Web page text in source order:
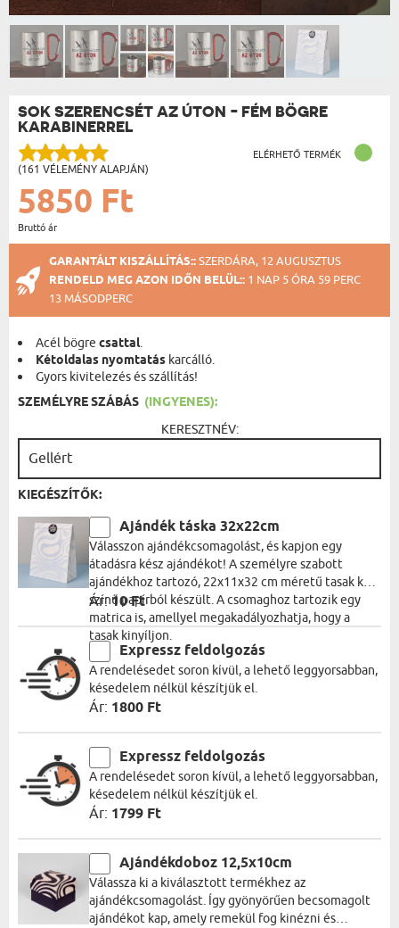
SOK SZERENCSÉT AZ ÚTON - FÉM BÖGRE
KARABINERREL
(161 VÉLEMÉNY ALAPJÁN)
ELÉRHETŐ TERMÉK
5850 Ft
Bruttó ár
GARANTÁLT KISZÁLLÍTÁS::SZERDÁRA, 12 AUGUSZTUS
RENDELD MEG AZON IDŐN BELÜL:: 1 NAP 5 ÓRA 59 PERC
13 MÁSODPERC
Acél bögrecsattal.
Kétoldalas nyomtatás karcálló.
Gyors kivitelezés és szállítás!
SZEMÉLYRE SZÁBÁS (INGYENES):
KERESZTNÉV:
KIEGÉSZÍTŐK:
Ajándék táska 32x22cm
Válasszon ajándékcsomagolást, és kapjon egy
átadásra kész ajándékot! A személyre szabott
ajándékhoz tartozó, 22x11x32 cm méretű tasak kék
színű papírból készült. A csomaghoz tartozik egy
matrica is, amellyel megakadályozhatja, hogy a
tasak kinyíljon.
Ár:10 Ft
Expressz feldolgozás
A rendelésedet soron kívül, a lehető leggyorsabban,
késedelem nélkül készítjük el.
Ár: 1800 Ft
Expressz feldolgozás
A rendelésedet soron kívül, a lehető leggyorsabban,
késedelem nélkül készítjük el.
Ár: 1799 Ft
Ajándékdoboz 12,5x10cm
Válassza ki a kiválasztott termékhez az
ajándékcsomagolást. Így gyönyörűen becsomagolt
ajándékot kap, amely remekül fog kinézni és